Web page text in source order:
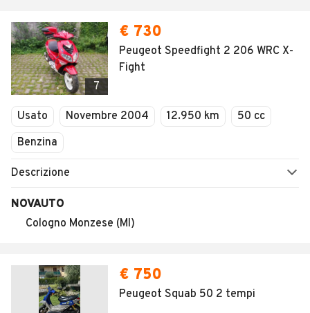
7
€ 730
Peugeot Speedfight 2 206 WRC X-
Fight
Usato Novembre 2004 12.950 km
50 cc
Benzina
Descrizione
NOVAUTO
Cologno Monzese (MI)
€ 750
Peugeot Squab 50 2 tempi